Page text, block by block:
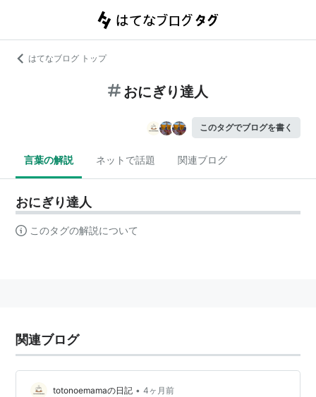
はてなブログ トップ
おにぎり達人
このタグでブログを書く
言葉の解説 ネットで話題 関連ブログ
おにぎり達人
このタグの解説について
関連ブログ
totonoemamaの日記 • 4ヶ月前